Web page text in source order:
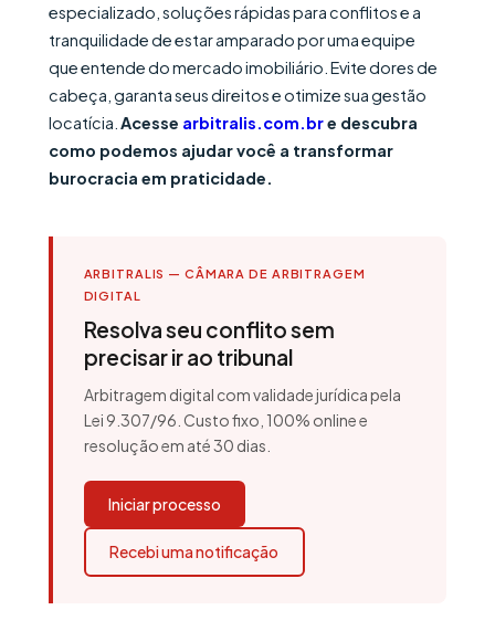
especializado, soluções rápidas para conflitos e a
tranquilidade de estar amparado por uma equipe
que entende do mercado imobiliário. Evite dores de
cabeça, garanta seus direitos e otimize sua gestão
locatícia. Acesse arbitralis.com.bre descubra
como podemos ajudar você a transformar
burocracia em praticidade.
ARBITRALIS — CÂMARA DE ARBITRAGEM
DIGITAL
Resolva seu conflito sem
precisar ir ao tribunal
Arbitragem digital com validade jurídica pela
Lei 9.307/96. Custo fixo, 100% online e
resolução em até 30 dias.
Iniciar processo
Recebi uma notificação